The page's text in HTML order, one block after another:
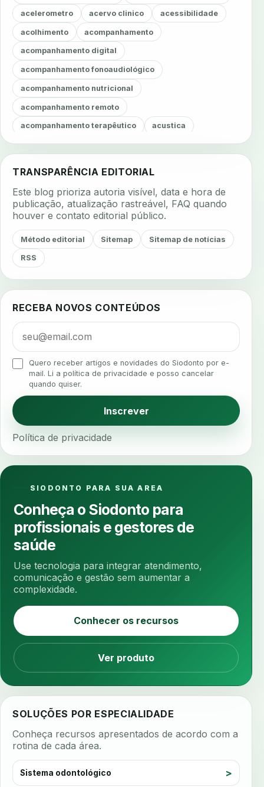
acelerometro acervo clinico acessibilidade
acolhimento acompanhamento
acompanhamento digital
acompanhamento fonoaudiológico
acompanhamento nutricional
acompanhamento remoto
acompanhamento terapêutico acustica
acustica clinica adesao adesao ao tratamento
aerossois agenda agenda clinica
agenda inteligente agenda odontologica
agendamento agendamento digital
agendamento inteligente
algometria alinhadores alta digital
alta rotacao
analgesia analgesia digital analise 3d
analise elementos finitos analise facial
analise funcional
anamnese digital
anamnese estruturada anamnese nutricional
ancoragem anestesia
ansiedade odontologica antes e depois
antibiotico antibioticos
apertamento diurno apinhamento dentario
apneia apneia do sono
arcos personalizados
armazenamento materiais arquivamento exames
arquivo clinico
assimetria facial
assinatura clinica assinatura digital
TRANSPARÊNCIA EDITORIAL
Este blog prioriza autoria visível, data e hora de
publicação, atualização rastreável, FAQ quando
houver e contato editorial público.
Método editorial Sitemap Sitemap de notícias
RSS
RECEBA NOVOS CONTEÚDOS
Quero receber artigos e novidades do Siodonto por e-
mail. Li a política de privacidade e posso cancelar
quando quiser.
Inscrever
Política de privacidade
SIODONTO PARA SUA AREA
Conheça o Siodonto para
profissionais e gestores de
saúde
Use tecnologia para integrar atendimento,
comunicação e gestão sem aumentar a
complexidade.
Conhecer os recursos
Ver produto
SOLUÇÕES POR ESPECIALIDADE
Conheça recursos apresentados de acordo com a
rotina de cada área.
Sistema odontológico